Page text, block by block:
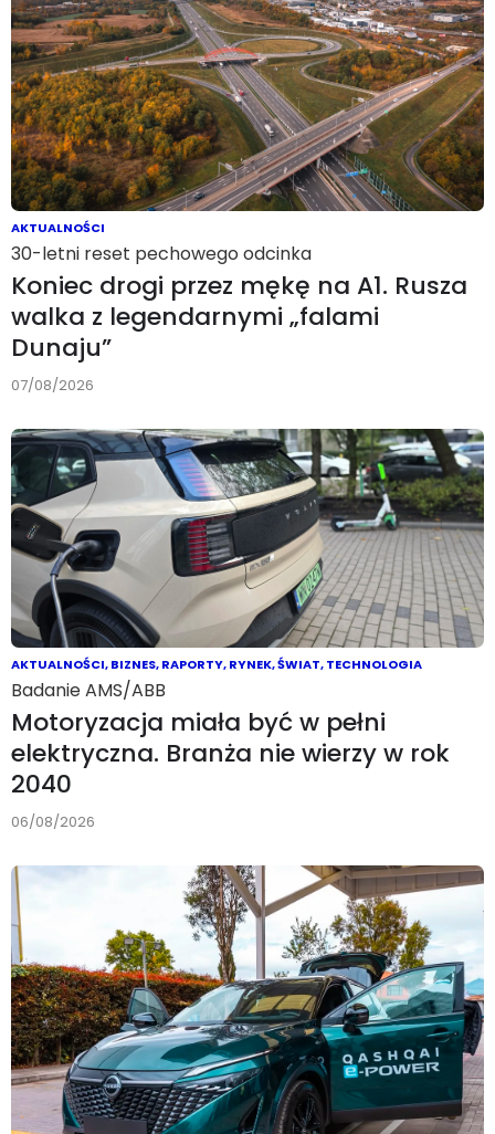
AKTUALNOŚCI
30-letni reset pechowego odcinka
Koniec drogi przez mękę na A1. Rusza
walka z legendarnymi „falami
Dunaju”
07/08/2026
AKTUALNOŚCI,BIZNES,RAPORTY,RYNEK,ŚWIAT,TECHNOLOGIA
Badanie AMS/ABB
Motoryzacja miała być w pełni
elektryczna. Branża nie wierzy w rok
2040
06/08/2026